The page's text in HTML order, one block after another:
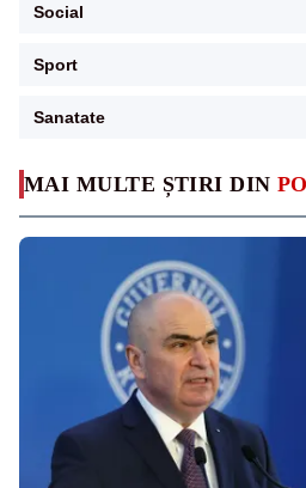
MAI MULTE ȘTIRI DIN
Social
Sport
Sanatate